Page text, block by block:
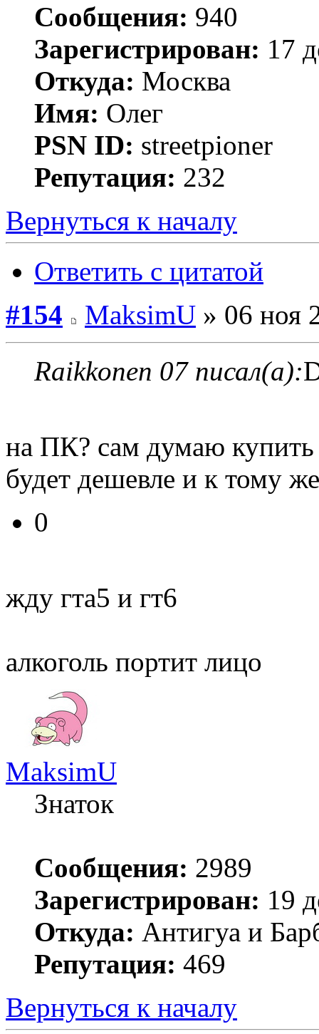
Сообщения: 940
Зарегистрирован: 17
Откуда: Москва
Имя: Олег
PSN ID: streetpioner
Репутация: 232
Вернуться к началу
Ответить с цитатой
#154
MaksimU » 06 ноя
Raikkonen 07 писал(а):
на ПК? сам думаю
будет дешевле и к тому
0
жду гта5 и гт6
алкоголь портит лицо
MaksimU
Знаток
Сообщения: 2989
Зарегистрирован: 19
Откуда: Антигуа и
Репутация: 469
Вернуться к началу